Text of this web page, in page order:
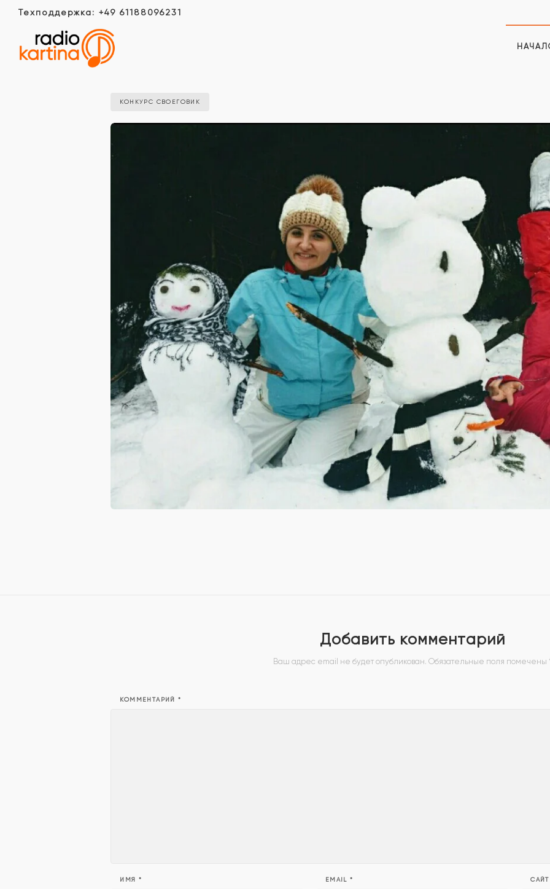
Техподдержка: +49 61188096231
КОНКУРС СВОЕГОВИК
Добавить комментарий
Ваш адрес email не будет опубликован. Обязательные поля помечены
КОММЕНТАРИЙ*
ИМЯ * EMAIL* САЙТ